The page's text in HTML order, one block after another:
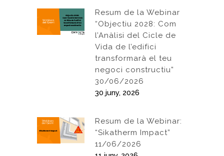
Resum de la Webinar
“Objectiu 2028: Com
l’Anàlisi del Cicle de
Vida de l’edifici
transformarà el teu
negoci constructiu”
30/06/2026
30 juny, 2026
Resum de la Webinar:
“Sikatherm Impact”
11/06/2026